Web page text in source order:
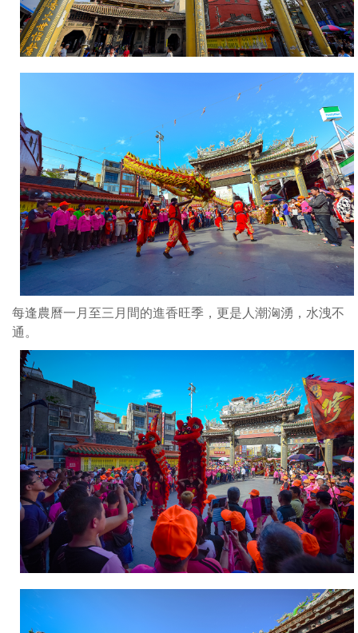
每逢農曆一月至三月間的進香旺季，更是人潮洶湧，水洩不
通。